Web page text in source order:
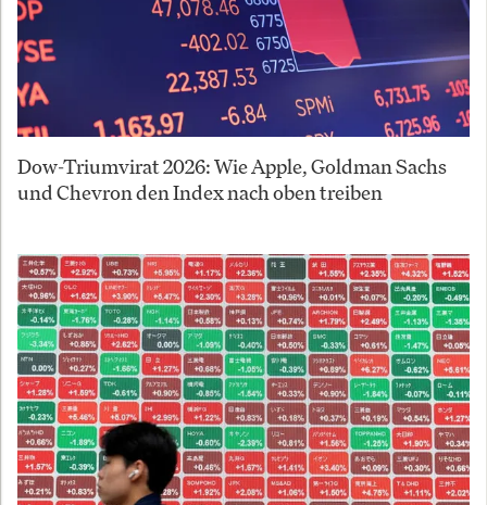
Dow-Triumvirat 2026: Wie Apple, Goldman Sachs
und Chevron den Index nach oben treiben